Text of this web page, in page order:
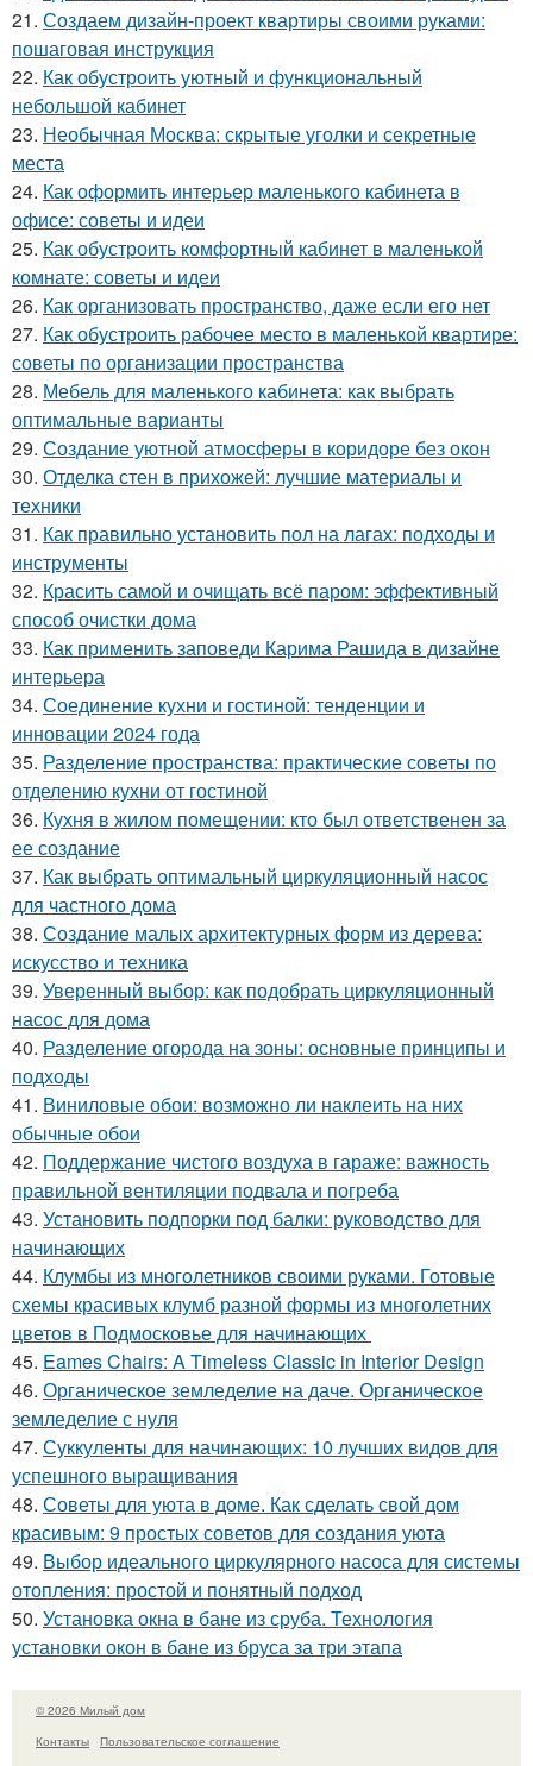
21. Создаем дизайн-проект квартиры своими руками:
пошаговая инструкция
22. Как обустроить уютный и функциональный
небольшой кабинет
23. Необычная Москва: скрытые уголки и секретные
места
24. Как оформить интерьер маленького кабинета в
офисе: советы и идеи
25. Как обустроить комфортный кабинет в маленькой
комнате: советы и идеи
26. Как организовать пространство, даже если его нет
27. Как обустроить рабочее место в маленькой квартире:
советы по организации пространства
28. Мебель для маленького кабинета: как выбрать
оптимальные варианты
29. Создание уютной атмосферы в коридоре без окон
30. Отделка стен в прихожей: лучшие материалы и
техники
31. Как правильно установить пол на лагах: подходы и
инструменты
32. Красить самой и очищать всё паром: эффективный
способ очистки дома
33. Как применить заповеди Карима Рашида в дизайне
интерьера
34. Соединение кухни и гостиной: тенденции и
инновации 2024 года
35. Разделение пространства: практические советы по
отделению кухни от гостиной
36. Кухня в жилом помещении: кто был ответственен за
ее создание
37. Как выбрать оптимальный циркуляционный насос
для частного дома
38. Создание малых архитектурных форм из дерева:
искусство и техника
39. Уверенный выбор: как подобрать циркуляционный
насос для дома
40. Разделение огорода на зоны: основные принципы и
подходы
41. Виниловые обои: возможно ли наклеить на них
обычные обои
42. Поддержание чистого воздуха в гараже: важность
правильной вентиляции подвала и погреба
43. Установить подпорки под балки: руководство для
начинающих
44. Клумбы из многолетников своими руками. Готовые
схемы красивых клумб разной формы из многолетних
цветов в Подмосковье для начинающих
45. Eames Chairs: A Timeless Classic in Interior Design
46. Органическое земледелие на даче. Органическое
земледелие с нуля
47. Суккуленты для начинающих: 10 лучших видов для
успешного выращивания
48. Советы для уюта в доме. Как сделать свой дом
красивым: 9 простых советов для создания уюта
49. Выбор идеального циркулярного насоса для системы
отопления: простой и понятный подход
50. Установка окна в бане из сруба. Технология
установки окон в бане из бруса за три этапа
© 2026 Милый дом
Контакты
Пользовательское соглашение